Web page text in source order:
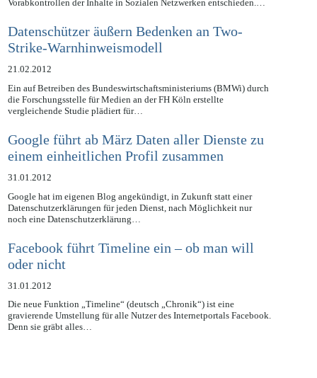
Gerichtshof vergangene Woche über die Zulässigkeit von
Datenschützer äußern Bedenken an Two-
Strike-Warnhinweismodell
21.02.2012
Ein auf Betreiben des Bundeswirtschaftsministeriums (BMWi) durch
die Forschungsstelle für Medien an der FH Köln erstellte
Google führt ab März Daten aller Dienste zu
einem einheitlichen Profil zusammen
31.01.2012
Google hat im eigenen Blog angekündigt, in Zukunft statt einer
Datenschutzerklärungen für jeden Dienst, nach Möglichkeit nur
Facebook führt Timeline ein – ob man will
oder nicht
31.01.2012
Die neue Funktion „Timeline“ (deutsch „Chronik“) ist eine
gravierende Umstellung für alle Nutzer des Internetportals Facebook.